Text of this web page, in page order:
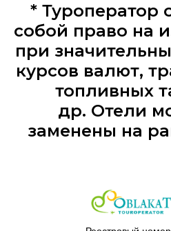
* Туроператор
собой право на
при
курсов валют,
топливных
др. Отели
заменены на